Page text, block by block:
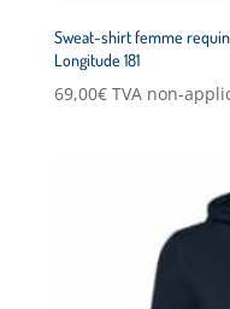
Sweat-shirt femme
Longitude 181
69,00€ TVA non-